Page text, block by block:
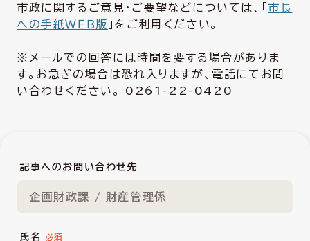
市政に関するご意見・ご要望などについては、「市長
への手紙ＷＥＢ版 」をご利用ください。
※メールでの回答には時間を要する場合がありま
す。お急ぎの場合は恐れ入りますが、電話にてお問
い合わせください。 0261-22-0420
記事へのお問い合わせ先
企画財政課 / 財産管理係
氏名